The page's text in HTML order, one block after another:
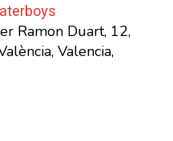
Ramon Duart, 12,
Valencia,